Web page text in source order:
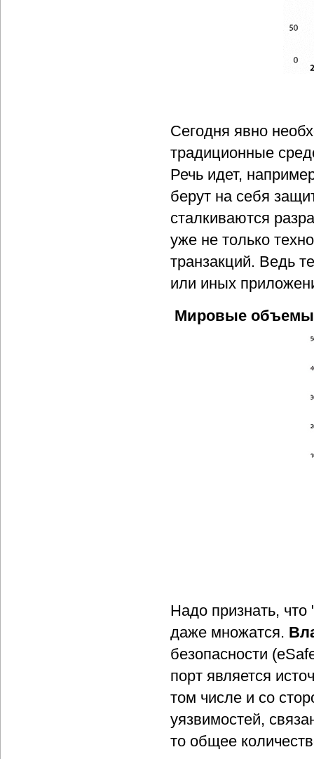
Сегодня явно
традиционные
Речь идет,
берут на себя
сталкиваются
уже не только
транзакций. Ведь
или иных
Мировые объемы
Надо признать,
даже множатся.
безопасности
порт является
том числе и со
уязвимостей,
то общее